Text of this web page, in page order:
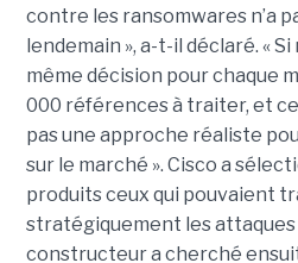
contre les ransomwares n’a
lendemain », a-t-il déclaré. «
même décision pour chaque
000 références à traiter, et
pas une approche réaliste
sur le marché ». Cisco a
produits ceux qui pouvaient
stratégiquement les attaques
constructeur a cherché